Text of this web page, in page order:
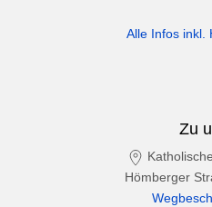
Alle Infos inkl.
Zu
Hömberger